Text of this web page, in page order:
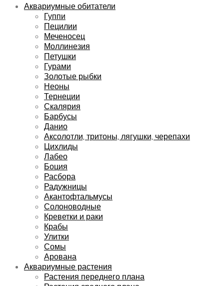
Аквариумные обитатели
Гуппи
Пецилии
Меченосец
Моллинезия
Петушки
Гурами
Золотые рыбки
Неоны
Тернеции
Скалярия
Барбусы
Данио
Аксолотли, тритоны, лягушки, черепахи
Цихлиды
Лабео
Боция
Расбора
Радужницы
Акантофтальмусы
Солоноводные
Креветки и раки
Крабы
Улитки
Сомы
Арована
Аквариумные растения
Растения переднего плана